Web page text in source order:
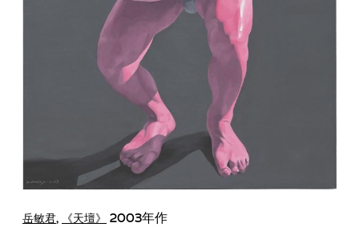
岳敏君, 《天壇》
2003年作